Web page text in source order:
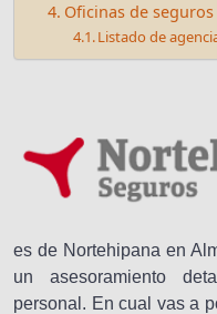
Oficinas de
Listado de
es de Nortehipana en
un asesoramiento
personal. En cual vas a